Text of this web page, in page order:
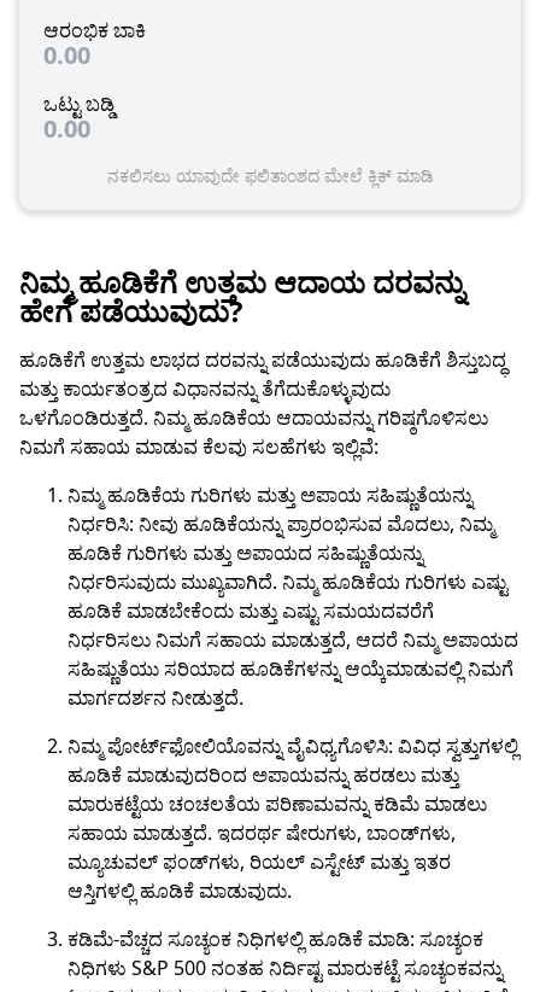
ಆರಂಭಿಕ ಬಾಕಿ
0.00
ಒಟ್ಟು ಬಡ್ಡಿ
0.00
ನಕಲಿಸಲು ಯಾವುದೇ ಫಲಿತಾಂಶದ ಮೇಲೆ ಕ್ಲಿಕ್ ಮಾಡಿ
ನಿಮ್ಮ ಹೂಡಿಕೆಗೆ ಉತ್ತಮ ಆದಾಯ ದರವನ್ನು
ಹೇಗೆ ಪಡೆಯುವುದು?
ಹೂಡಿಕೆಗೆ ಉತ್ತಮ ಲಾಭದ ದರವನ್ನು ಪಡೆಯುವುದು ಹೂಡಿಕೆಗೆ ಶಿಸ್ತುಬದ್ಧ
ಮತ್ತು ಕಾರ್ಯತಂತ್ರದ ವಿಧಾನವನ್ನು ತೆಗೆದುಕೊಳ್ಳುವುದು
ಒಳಗೊಂಡಿರುತ್ತದೆ. ನಿಮ್ಮ ಹೂಡಿಕೆಯ ಆದಾಯವನ್ನು ಗರಿಷ್ಠಗೊಳಿಸಲು
ನಿಮಗೆ ಸಹಾಯ ಮಾಡುವ ಕೆಲವು ಸಲಹೆಗಳು ಇಲ್ಲಿವೆ:
ನಿಮ್ಮ ಹೂಡಿಕೆಯ ಗುರಿಗಳು ಮತ್ತು ಅಪಾಯ ಸಹಿಷ್ಣುತೆಯನ್ನು
ನಿರ್ಧರಿಸಿ: ನೀವು ಹೂಡಿಕೆಯನ್ನು ಪ್ರಾರಂಭಿಸುವ ಮೊದಲು, ನಿಮ್ಮ
ಹೂಡಿಕೆ ಗುರಿಗಳು ಮತ್ತು ಅಪಾಯದ ಸಹಿಷ್ಣುತೆಯನ್ನು
ನಿರ್ಧರಿಸುವುದು ಮುಖ್ಯವಾಗಿದೆ. ನಿಮ್ಮ ಹೂಡಿಕೆಯ ಗುರಿಗಳು ಎಷ್ಟು
ಹೂಡಿಕೆ ಮಾಡಬೇಕೆಂದು ಮತ್ತು ಎಷ್ಟು ಸಮಯದವರೆಗೆ
ನಿರ್ಧರಿಸಲು ನಿಮಗೆ ಸಹಾಯ ಮಾಡುತ್ತದೆ, ಆದರೆ ನಿಮ್ಮ ಅಪಾಯದ
ಸಹಿಷ್ಣುತೆಯು ಸರಿಯಾದ ಹೂಡಿಕೆಗಳನ್ನು ಆಯ್ಕೆಮಾಡುವಲ್ಲಿ ನಿಮಗೆ
ಮಾರ್ಗದರ್ಶನ ನೀಡುತ್ತದೆ.
ನಿಮ್ಮ ಪೋರ್ಟ್‌ಫೋಲಿಯೊವನ್ನು ವೈವಿಧ್ಯಗೊಳಿಸಿ: ವಿವಿಧ ಸ್ವತ್ತುಗಳಲ್ಲಿ
ಹೂಡಿಕೆ ಮಾಡುವುದರಿಂದ ಅಪಾಯವನ್ನು ಹರಡಲು ಮತ್ತು
ಮಾರುಕಟ್ಟೆಯ ಚಂಚಲತೆಯ ಪರಿಣಾಮವನ್ನು ಕಡಿಮೆ ಮಾಡಲು
ಸಹಾಯ ಮಾಡುತ್ತದೆ. ಇದರರ್ಥ ಷೇರುಗಳು, ಬಾಂಡ್‌ಗಳು,
ಮ್ಯೂಚುವಲ್ ಫಂಡ್‌ಗಳು, ರಿಯಲ್ ಎಸ್ಟೇಟ್ ಮತ್ತು ಇತರ
ಆಸ್ತಿಗಳಲ್ಲಿ ಹೂಡಿಕೆ ಮಾಡುವುದು.
ಕಡಿಮೆ-ವೆಚ್ಚದ ಸೂಚ್ಯಂಕ ನಿಧಿಗಳಲ್ಲಿ ಹೂಡಿಕೆ ಮಾಡಿ: ಸೂಚ್ಯಂಕ
ನಿಧಿಗಳು S&P 500 ನಂತಹ ನಿರ್ದಿಷ್ಟ ಮಾರುಕಟ್ಟೆ ಸೂಚ್ಯಂಕವನ್ನು